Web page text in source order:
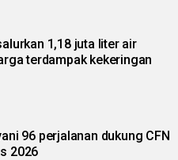
1,18 juta liter air
terdampak kekeringan
96 perjalanan dukung CFN
2026